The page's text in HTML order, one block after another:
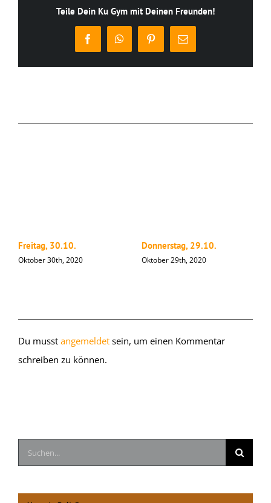
Teile Dein Ku Gym mit Deinen Freunden!
FacebookWhatsAppPinterest
E-
Mail
Freitag, 30.10.
Oktober 30th, 2020
Donnerstag, 29.10.
Oktober 29th, 2020
Du musst angemeldet sein, um einen Kommentar
schreiben zu können.
Suche
nach: